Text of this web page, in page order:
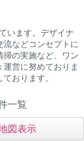
います。デザイナ
などコンセプトに
掃の実施など、ワン
営に努めておりま
おります。
一覧
図表示